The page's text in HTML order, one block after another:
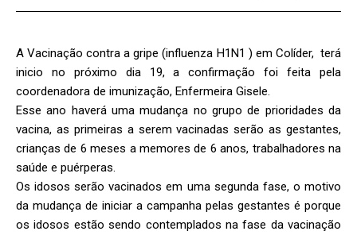
A Vacinação contra a gripe (influenza H1N1 ) em Colíder, terá
inicio no próximo dia 19, a confirmação foi feita pela
coordenadora de imunização, Enfermeira Gisele.
Esse ano haverá uma mudança no grupo de prioridades da
vacina, as primeiras a serem vacinadas serão as gestantes,
crianças de 6 meses a memores de 6 anos, trabalhadores na
saúde e puérperas.
Os idosos serão vacinados em uma segunda fase, o motivo
da mudança de iniciar a campanha pelas gestantes é porque
os idosos estão sendo contemplados na fase da vacinação